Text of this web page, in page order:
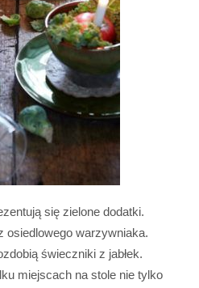
się zielone dodatki.
osiedlowego warzywniaka.
świeczniki z jabłek.
miejscach na stole nie tylko